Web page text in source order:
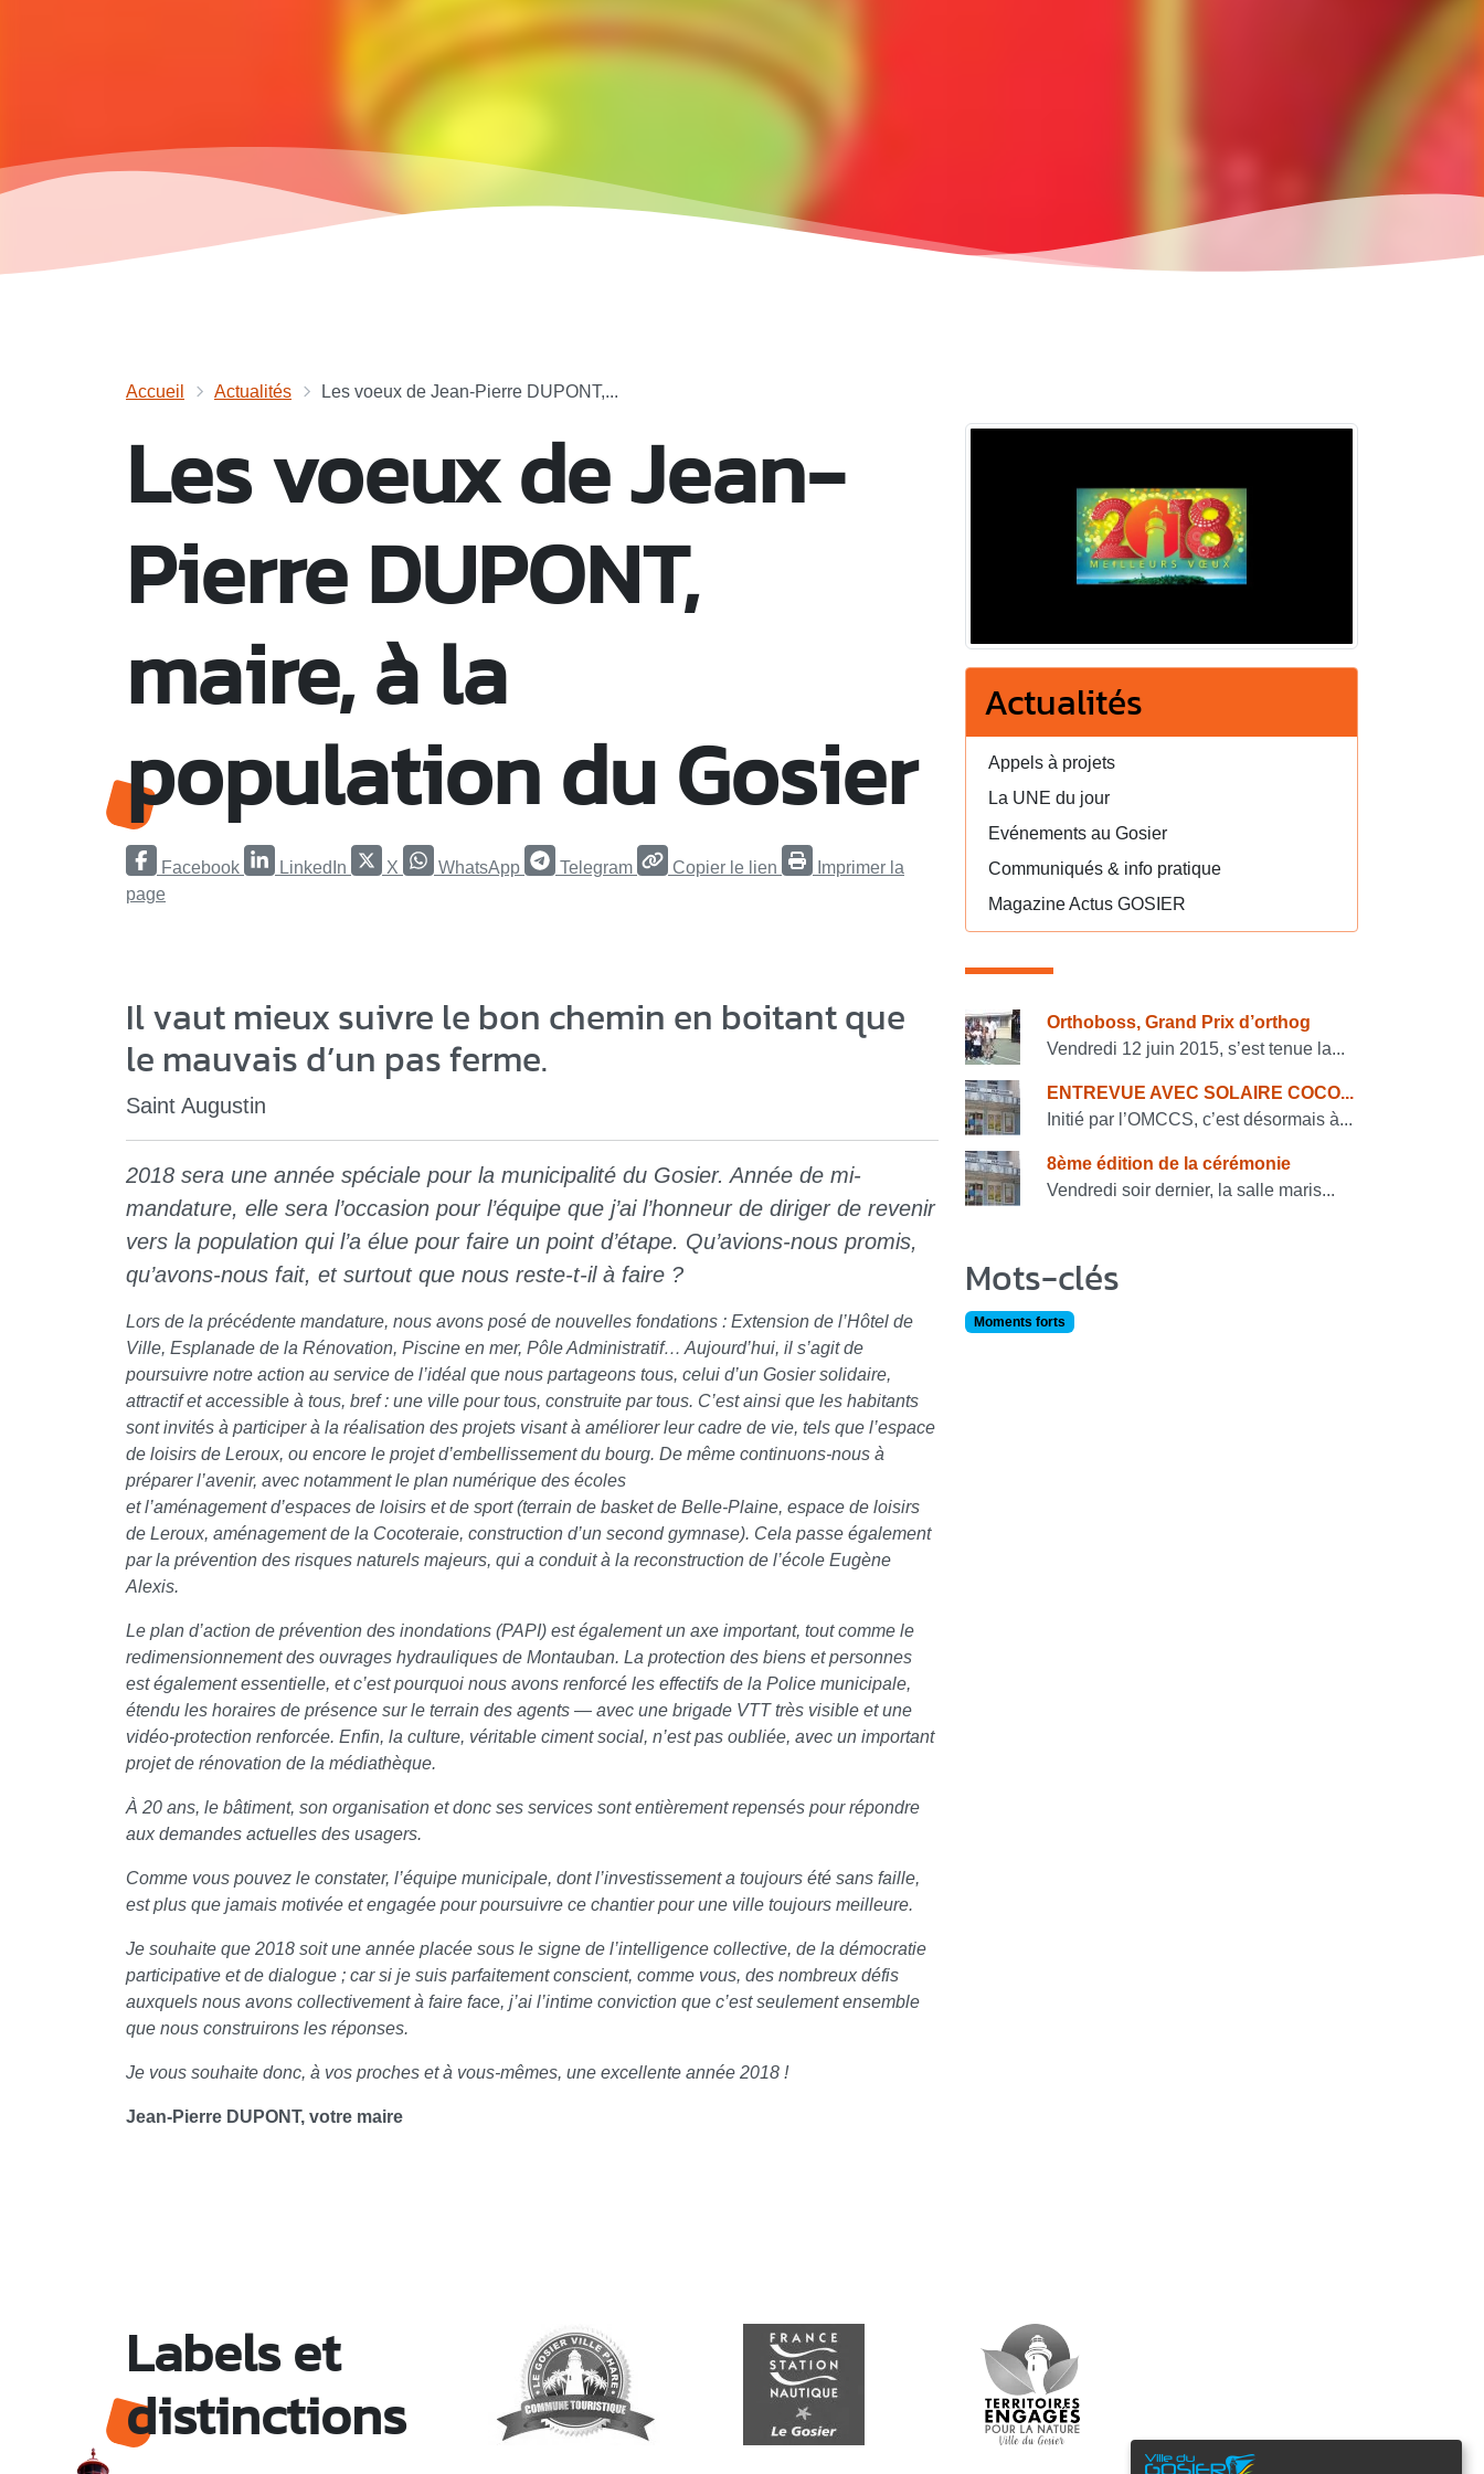
Accueil Actualités Les voeux de Jean-Pierre DUPONT,...
Les voeux de Jean-
Pierre DUPONT,
maire, à la
population du Gosier
Facebook LinkedIn X WhatsApp Telegram Copier le lien
Imprimer la
page
Il vaut mieux suivre le bon chemin en boitant que
le mauvais d’un pas ferme.
Saint Augustin
2018 sera une année spéciale pour la municipalité du Gosier. Année de mi-
mandature, elle sera l’occasion pour l’équipe que j’ai l’honneur de diriger de revenir
vers la population qui l’a élue pour faire un point d’étape. Qu’avions-nous promis,
qu’avons-nous fait, et surtout que nous reste-t-il à faire ?
Lors de la précédente mandature, nous avons posé de nouvelles fondations : Extension de l’Hôtel de
Ville, Esplanade de la Rénovation, Piscine en mer, Pôle Administratif… Aujourd’hui, il s’agit de
poursuivre notre action au service de l’idéal que nous partageons tous, celui d’un Gosier solidaire,
attractif et accessible à tous, bref : une ville pour tous, construite par tous. C’est ainsi que les habitants
sont invités à participer à la réalisation des projets visant à améliorer leur cadre de vie, tels que l’espace
de loisirs de Leroux, ou encore le projet d’embellissement du bourg. De même continuons-nous à
préparer l’avenir, avec notamment le plan numérique des écoles
et l’aménagement d’espaces de loisirs et de sport (terrain de basket de Belle-Plaine, espace de loisirs
de Leroux, aménagement de la Cocoteraie, construction d’un second gymnase). Cela passe également
par la prévention des risques naturels majeurs, qui a conduit à la reconstruction de l’école Eugène
Alexis.
Le plan d’action de prévention des inondations (PAPI) est également un axe important, tout comme le
redimensionnement des ouvrages hydrauliques de Montauban. La protection des biens et personnes
est également essentielle, et c’est pourquoi nous avons renforcé les effectifs de la Police municipale,
étendu les horaires de présence sur le terrain des agents — avec une brigade VTT très visible et une
vidéo-protection renforcée. Enfin, la culture, véritable ciment social, n’est pas oubliée, avec un important
projet de rénovation de la médiathèque.
À 20 ans, le bâtiment, son organisation et donc ses services sont entièrement repensés pour répondre
aux demandes actuelles des usagers.
Comme vous pouvez le constater, l’équipe municipale, dont l’investissement a toujours été sans faille,
est plus que jamais motivée et engagée pour poursuivre ce chantier pour une ville toujours meilleure.
Je souhaite que 2018 soit une année placée sous le signe de l’intelligence collective, de la démocratie
participative et de dialogue ; car si je suis parfaitement conscient, comme vous, des nombreux défis
auxquels nous avons collectivement à faire face, j’ai l’intime conviction que c’est seulement ensemble
que nous construirons les réponses.
Je vous souhaite donc, à vos proches et à vous-mêmes, une excellente année 2018 !
Jean-Pierre DUPONT, votre maire
Actualités
Appels à projets
La UNE du jour
Evénements au Gosier
Communiqués & info pratique
Magazine Actus GOSIER
Consulter également
Orthoboss, Grand Prix d’orthog
Vendredi 12 juin 2015, s’est tenue la...
ENTREVUE AVEC SOLAIRE COCO...
Initié par l’OMCCS, c’est désormais à...
8ème édition de la cérémonie
Vendredi soir dernier, la salle maris...
Mots-clés
Moments forts
Labels et
distinctions